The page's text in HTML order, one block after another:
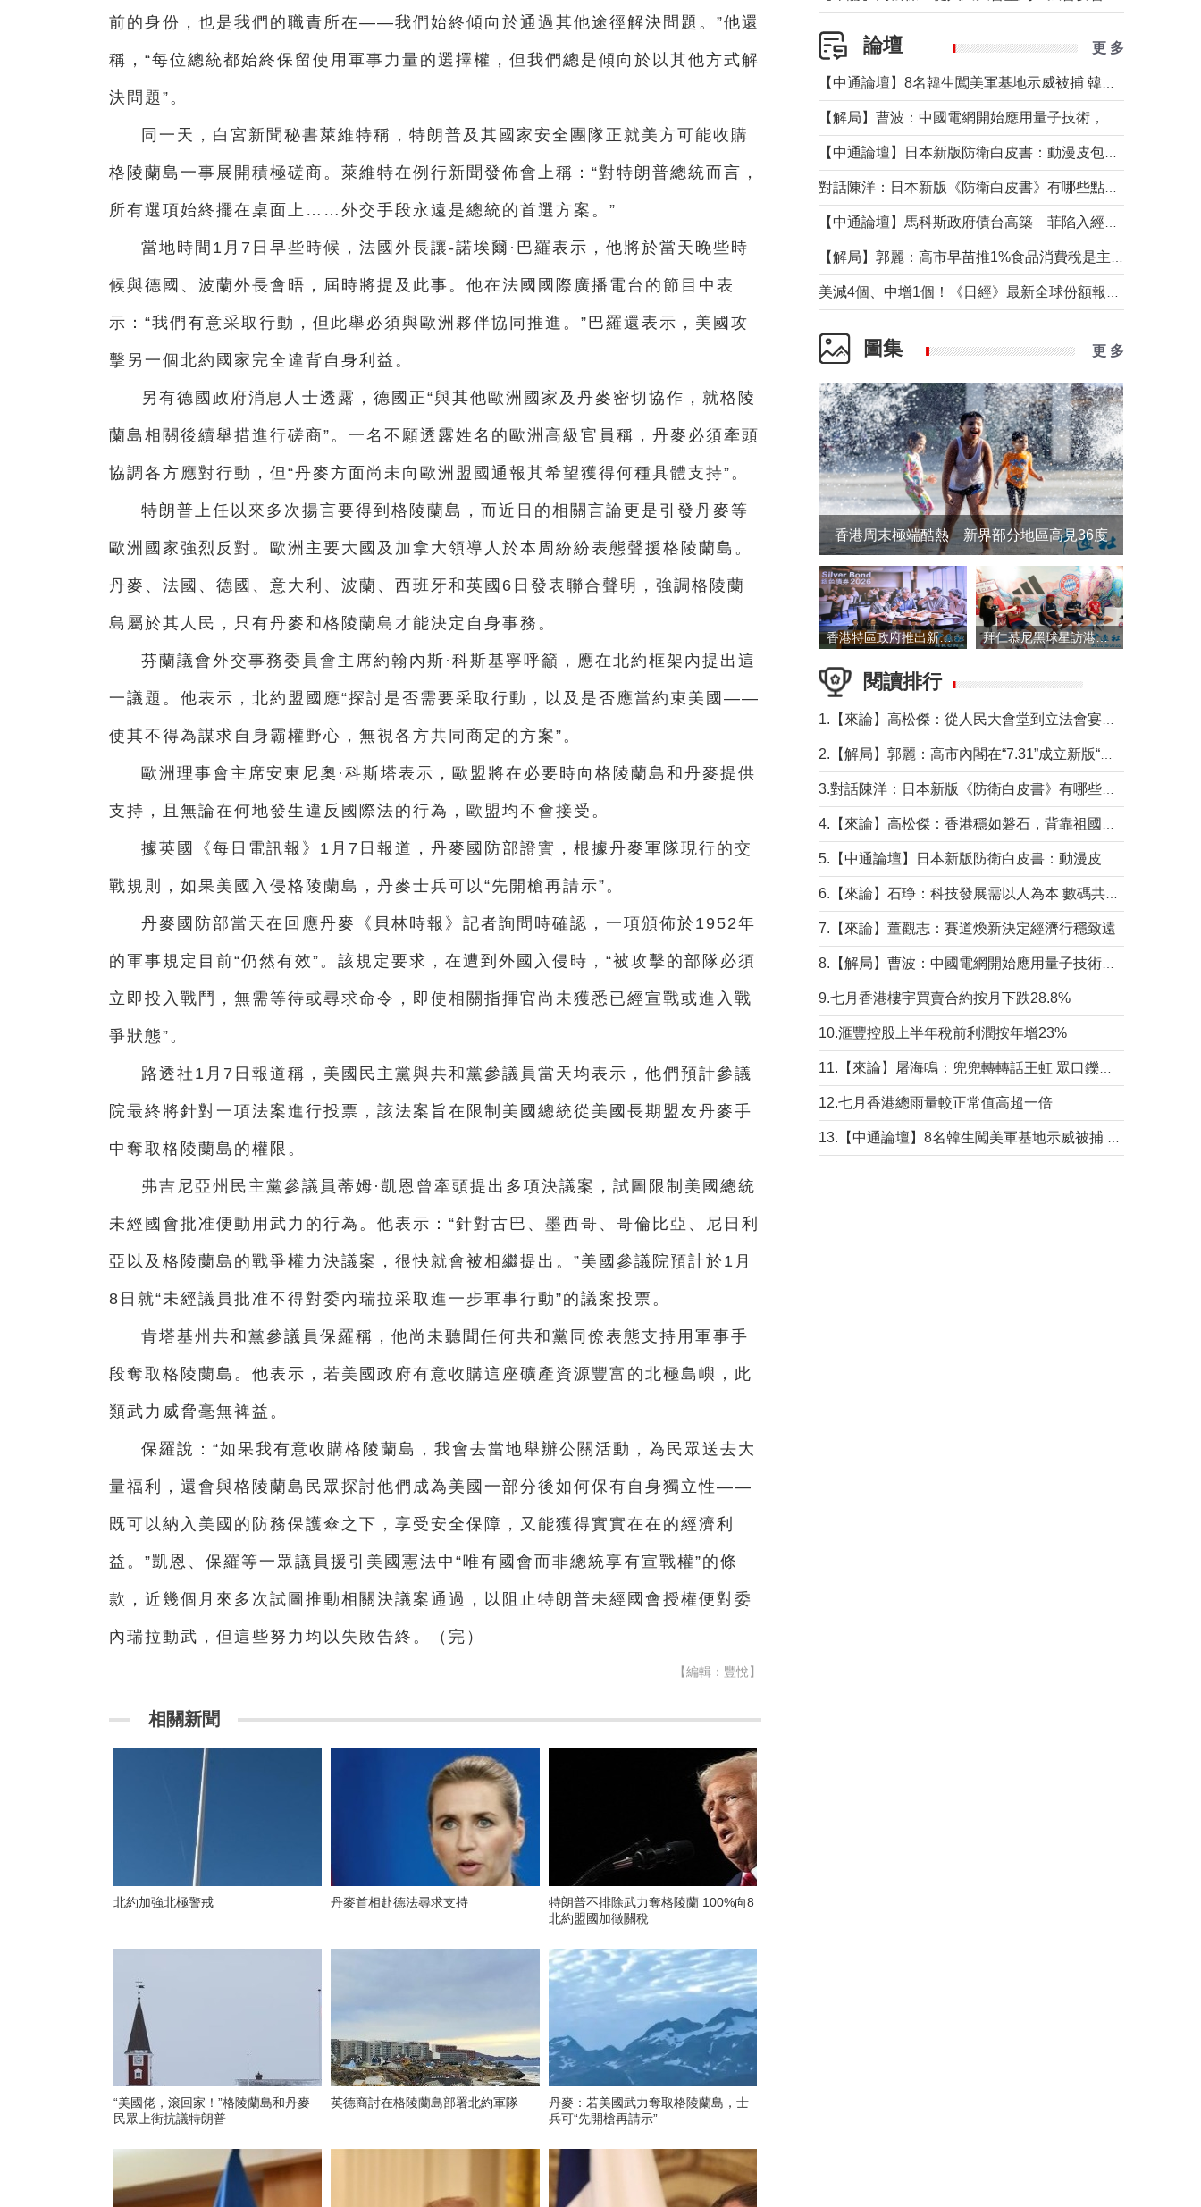
前的身份，也是我們的職責所在——我們始終傾向於通過其他途徑解決問題。”他還
稱，“每位總統都始終保留使用軍事力量的選擇權，但我們總是傾向於以其他方式解
決問題”。
同一天，白宮新聞秘書萊維特稱，特朗普及其國家安全團隊正就美方可能收購
格陵蘭島一事展開積極磋商。萊維特在例行新聞發佈會上稱：“對特朗普總統而言，
所有選項始終擺在桌面上……外交手段永遠是總統的首選方案。”
當地時間1月7日早些時候，法國外長讓-諾埃爾·巴羅表示，他將於當天晚些時
候與德國、波蘭外長會晤，屆時將提及此事。他在法國國際廣播電台的節目中表
示：“我們有意采取行動，但此舉必須與歐洲夥伴協同推進。”巴羅還表示，美國攻
擊另一個北約國家完全違背自身利益。
另有德國政府消息人士透露，德國正“與其他歐洲國家及丹麥密切協作，就格陵
蘭島相關後續舉措進行磋商”。一名不願透露姓名的歐洲高級官員稱，丹麥必須牽頭
協調各方應對行動，但“丹麥方面尚未向歐洲盟國通報其希望獲得何種具體支持”。
特朗普上任以來多次揚言要得到格陵蘭島，而近日的相關言論更是引發丹麥等
歐洲國家強烈反對。歐洲主要大國及加拿大領導人於本周紛紛表態聲援格陵蘭島。
丹麥、法國、德國、意大利、波蘭、西班牙和英國6日發表聯合聲明，強調格陵蘭
島屬於其人民，只有丹麥和格陵蘭島才能決定自身事務。
芬蘭議會外交事務委員會主席約翰內斯·科斯基寧呼籲，應在北約框架內提出這
一議題。他表示，北約盟國應“探討是否需要采取行動，以及是否應當約束美國——
使其不得為謀求自身霸權野心，無視各方共同商定的方案”。
歐洲理事會主席安東尼奧·科斯塔表示，歐盟將在必要時向格陵蘭島和丹麥提供
支持，且無論在何地發生違反國際法的行為，歐盟均不會接受。
據英國《每日電訊報》1月7日報道，丹麥國防部證實，根據丹麥軍隊現行的交
戰規則，如果美國入侵格陵蘭島，丹麥士兵可以“先開槍再請示”。
丹麥國防部當天在回應丹麥《貝林時報》記者詢問時確認，一項頒佈於1952年
的軍事規定目前“仍然有效”。該規定要求，在遭到外國入侵時，“被攻擊的部隊必須
立即投入戰鬥，無需等待或尋求命令，即使相關指揮官尚未獲悉已經宣戰或進入戰
爭狀態”。
路透社1月7日報道稱，美國民主黨與共和黨參議員當天均表示，他們預計參議
院最終將針對一項法案進行投票，該法案旨在限制美國總統從美國長期盟友丹麥手
中奪取格陵蘭島的權限。
弗吉尼亞州民主黨參議員蒂姆·凱恩曾牽頭提出多項決議案，試圖限制美國總統
未經國會批准便動用武力的行為。他表示：“針對古巴、墨西哥、哥倫比亞、尼日利
亞以及格陵蘭島的戰爭權力決議案，很快就會被相繼提出。”美國參議院預計於1月
8日就“未經議員批准不得對委內瑞拉采取進一步軍事行動”的議案投票。
肯塔基州共和黨參議員保羅稱，他尚未聽聞任何共和黨同僚表態支持用軍事手
段奪取格陵蘭島。他表示，若美國政府有意收購這座礦產資源豐富的北極島嶼，此
類武力威脅毫無裨益。
保羅說：“如果我有意收購格陵蘭島，我會去當地舉辦公關活動，為民眾送去大
量福利，還會與格陵蘭島民眾探討他們成為美國一部分後如何保有自身獨立性——
既可以納入美國的防務保護傘之下，享受安全保障，又能獲得實實在在的經濟利
益。”凱恩、保羅等一眾議員援引美國憲法中“唯有國會而非總統享有宣戰權”的條
款，近幾個月來多次試圖推動相關決議案通過，以阻止特朗普未經國會授權便對委
內瑞拉動武，但這些努力均以失敗告終。（完）
【編輯：豐悅】
相關新聞
北約加強北極警戒 丹麥首相赴德法尋求支持
特朗普不排除武力奪格陵蘭 100%向8
北約盟國加徵關稅
“美國佬，滾回家！”格陵蘭島和丹麥
民眾上街抗議特朗普
英德商討在格陵蘭島部署北約軍隊
丹麥：若美國武力奪取格陵蘭島，士
兵可“先開槍再請示”
論壇 更 多
圖集 更 多
香港周末極端酷熱 新界部分地區高見36度
香港特區政府推出新一批銀色債券 每手1萬元保底息4.25厘 拜仁慕尼黑球星訪港 與球迷近距離互動
閱讀排行
7.【來論】董觀志：賽道煥新決定經濟行穩致遠
9.七月香港樓宇買賣合約按月下跌28.8%
10.滙豐控股上半年稅前利潤按年增23%
12.七月香港總雨量較正常值高超一倍